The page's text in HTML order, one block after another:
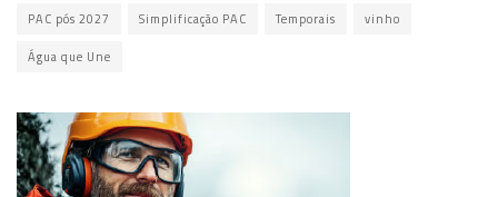
PAC pós 2027 Simplificação PAC Temporais vinho
Água que Une